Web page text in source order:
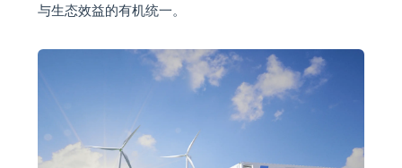
与生态效益的有机统一。